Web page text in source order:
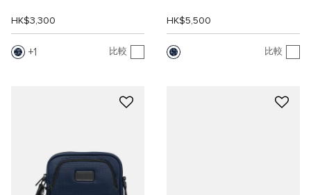
HK$3,300
1 比較
HK$5,500
比較